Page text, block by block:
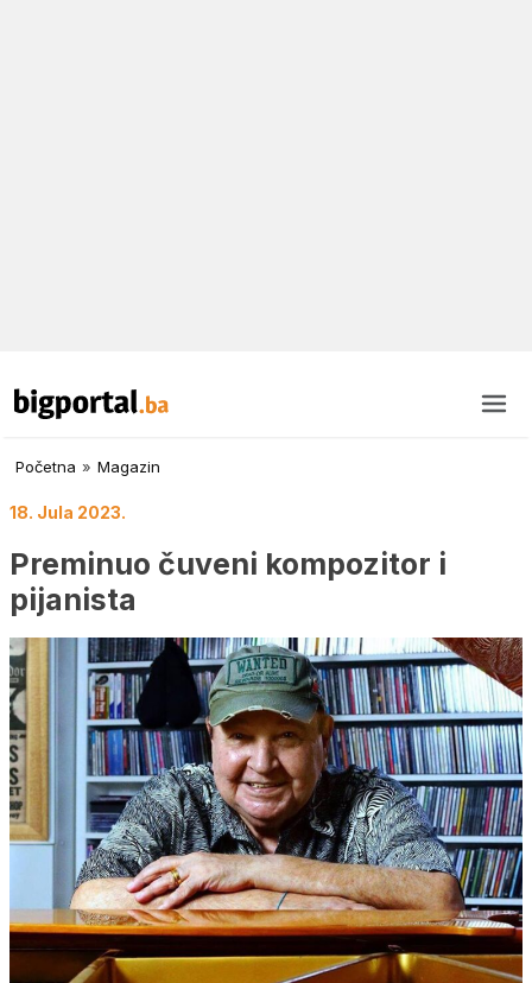
Početna » Magazin
18. Jula 2023.
Preminuo čuveni kompozitor i
pijanista